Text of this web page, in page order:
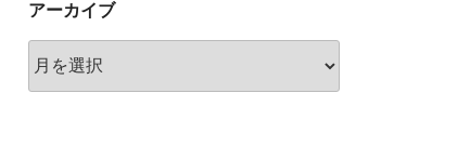
アーカイブ
ー